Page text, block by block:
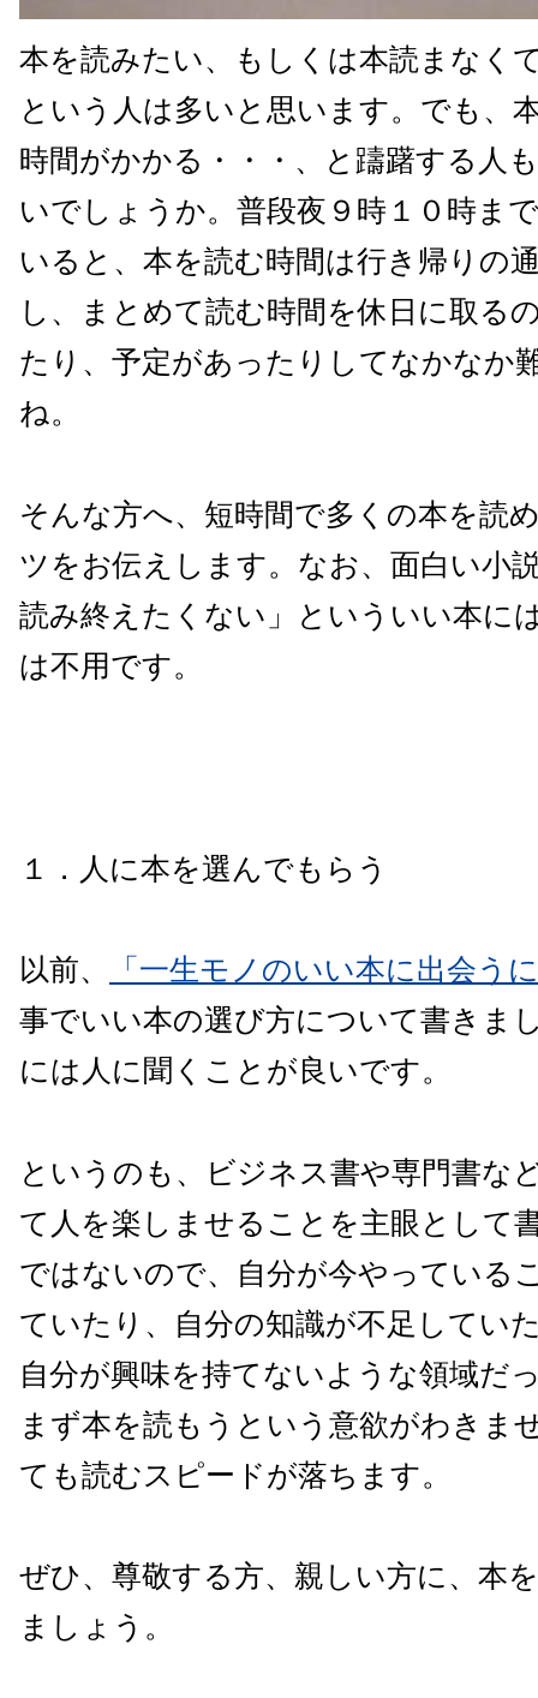
本を読みたい、もしくは本読まなく
という人は多いと思います。でも、
時間がかかる・・・、と躊躇する人
いでしょうか。普段夜９時１０時ま
いると、本を読む時間は行き帰りの
し、まとめて読む時間を休日に取る
たり、予定があったりしてなかなか
ね。
そんな方へ、短時間で多くの本を読
ツをお伝えします。なお、面白い小
読み終えたくない」といういい本に
は不用です。
１．人に本を選んでもらう
以前、
「一生モノのいい本に出会う
事でいい本の選び方について書きま
には人に聞くことが良いです。
というのも、ビジネス書や専門書な
て人を楽しませることを主眼として
ではないので、自分が今やっている
ていたり、自分の知識が不足してい
自分が興味を持てないような領域だ
まず本を読もうという意欲がわきま
ても読むスピードが落ちます。
ぜひ、尊敬する方、親しい方に、本
ましょう。